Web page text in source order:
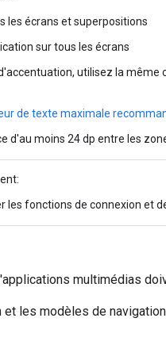
les écrans et superpositions
sur tous les écrans
utilisez la même
de texte maximale
d'au moins 24 dp entre les
les fonctions de connexion et
multimédias
les modèles de